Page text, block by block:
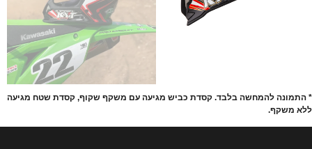
* התמונה להמחשה בלבד. קסדת כביש מגיעה עם משקף שקוף, קסדת שטח מגיעה
ללא משקף.